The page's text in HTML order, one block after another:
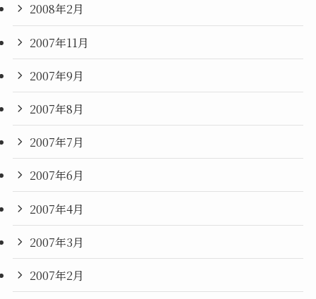
2008年2月
2007年11月
2007年9月
2007年8月
2007年7月
2007年6月
2007年4月
2007年3月
2007年2月